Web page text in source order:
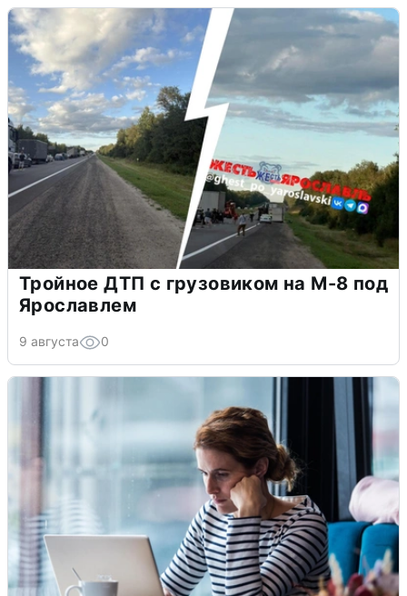
Тройное ДТП с грузовиком на М-8 под
Ярославлем
9 августа 0